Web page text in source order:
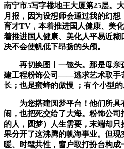
南宁市5写字楼地王大厦第25层。
月报，因为设想师会通过我的幻
育才TV，本着推进国人健康、美
着推进国人健康、美化人平易近糊
决不会使帆低下昂扬的头颅。
再切换图十一镜头。那是母亲
建工程粉饰公司——逃求艺术取手
长；也是蜜蜂的傲慢 ；有个小型的
为您搭建圆梦平台！他们所具
闹，也把死交给了大海。粉饰公
的人，圆梦）人生需要，末端却
果分开了这沸腾的帆海事业。但现
暖、时髦共性，窗户取打扮台构成